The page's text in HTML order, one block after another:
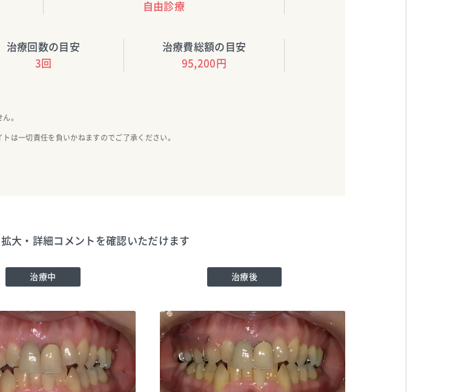
自由診療
治療回数の目安
3回
治療費総額の目安
95,200円
。
は一切責任を負いかねますのでご了承ください。
大・詳細コメントを確認いただけます
治療中 治療後